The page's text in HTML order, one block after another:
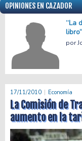
OPINIONES EN CAZADOR
17/11/2010 Economía
La Comisión de
aumento en la